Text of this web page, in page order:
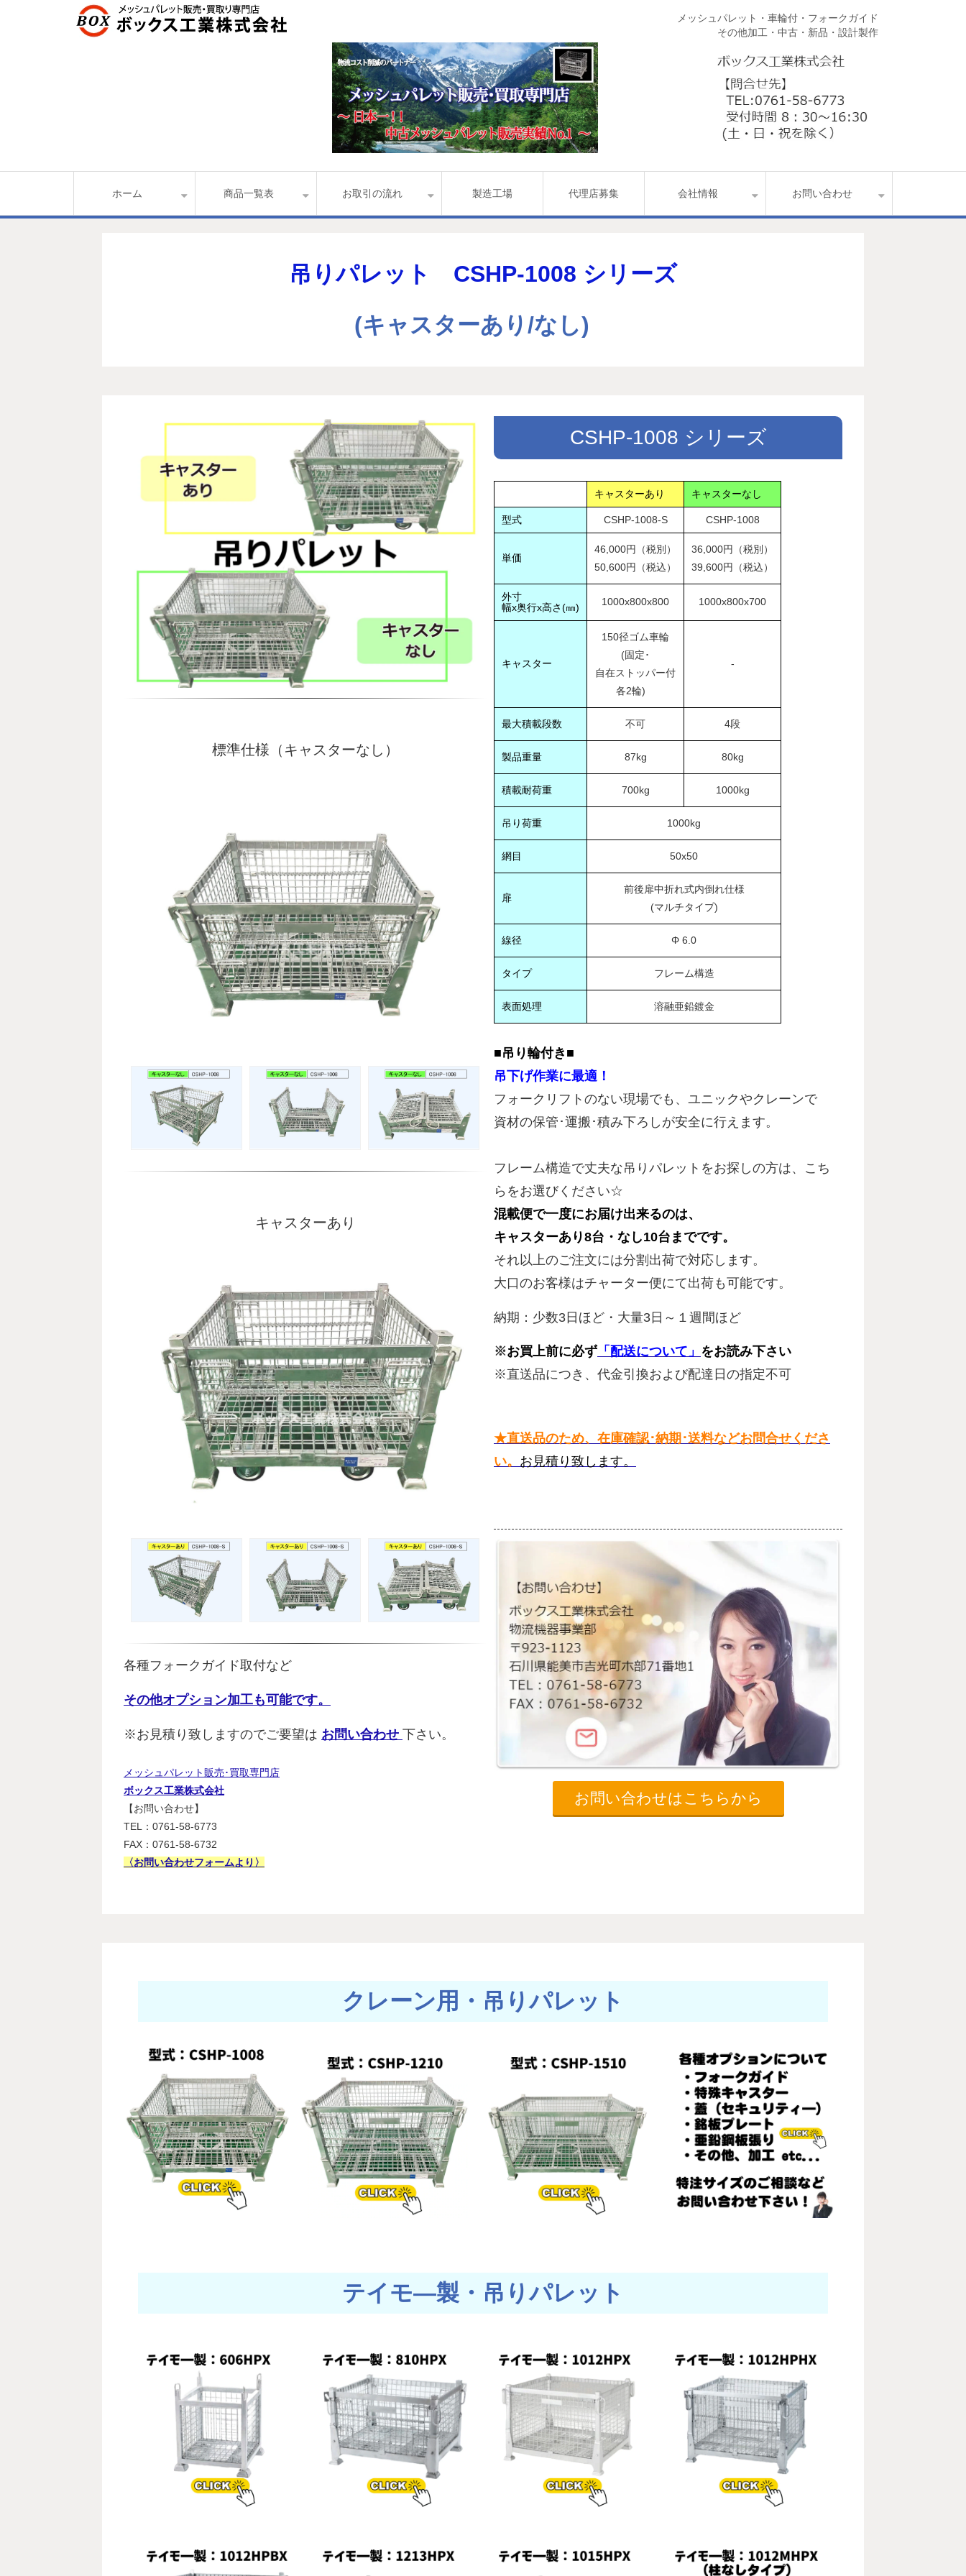
メッシュパレット・車輪付・フォークガイド
その他加工・中古・新品・設計製作
ホーム 商品一覧表 お取引の流れ 製造工場 代理店募集 会社情報 お問い合わせ
吊りパレット CSHP-1008 シリーズ
(キャスターあり/なし)
標準仕様（キャスターなし）
キャスターあり
各種フォークガイド取付など
その他オプション加工も可能です。
※お見積り致しますのでご要望は お問い合わせ 下さい。
メッシュパレット販売･買取専門店
ボックス工業株式会社
【お問い合わせ】
TEL：0761-58-6773
FAX：0761-58-6732
〈お問い合わせフォームより〉
CSHP-1008 シリーズ
キャスターあり キャスターなし
型式 CSHP-1008-S CSHP-1008
単価
46,000円（税別）
50,600円（税込）
36,000円（税別）
39,600円（税込）
外寸
幅x奥行x高さ(㎜)
1000x800x800 1000x800x700
キャスター
150径ゴム車輪
(固定･
自在ストッパー付
各2輪)
-
最大積載段数 不可 4段
製品重量 87kg 80kg
積載耐荷重 700kg 1000kg
吊り荷重 1000kg
網目 50x50
扉
前後扉中折れ式内倒れ仕様
(マルチタイプ)
線径 Φ 6.0
タイプ フレーム構造
表面処理 溶融亜鉛鍍金
■吊り輪付き■
吊下げ作業に最適！
フォークリフトのない現場でも、ユニックやクレーンで
資材の保管･運搬･積み下ろしが安全に行えます。
フレーム構造で丈夫な吊りパレットをお探しの方は、こち
らをお選びください☆
混載便で一度にお届け出来るのは、
キャスターあり8台・なし10台までです。
それ以上のご注文には分割出荷で対応します。
大口のお客様はチャーター便にて出荷も可能です。
納期：少数3日ほど・大量3日～１週間ほど
※お買上前に必ず 「配送について」 をお読み下さい
※直送品につき、代金引換および配達日の指定不可
★直送品のため、在庫確認･納期･送料などお問合せくださ
い。 お見積り致します。
お問い合わせはこちらから
クレーン用・吊りパレット
テイモ―製・吊りパレット